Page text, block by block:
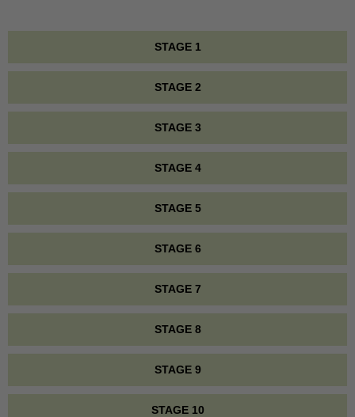
STAGE 1
STAGE 2
STAGE 3
STAGE 4
STAGE 5
STAGE 6
STAGE 7
STAGE 8
STAGE 9
STAGE 10